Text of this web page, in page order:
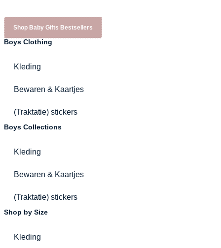
Shop Baby Gifts Bestsellers
Boys Clothing
Kleding
Bewaren & Kaartjes
(Traktatie) stickers
Boys Collections
Kleding
Bewaren & Kaartjes
(Traktatie) stickers
Shop by Size
Kleding